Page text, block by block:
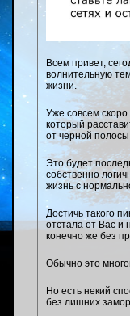
Всем привет,
волнительную
жизни.
Уже совсем
который
от черной полосы
Это будет
собственно
жизнь с
Достичь такого
отстала от Вас и
конечно же без
Обычно это
Но есть некий
без лишних